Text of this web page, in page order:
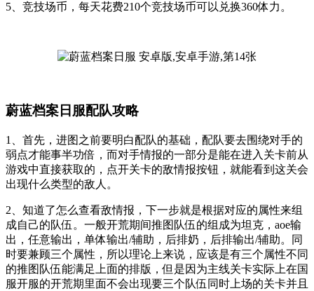
5、竞技场币，每天花费210个竞技场币可以兑换360体力。
蔚蓝档案日服配队攻略
1、首先，进图之前要明白配队的基础，配队要去围绕对手的
弱点才能事半功倍，而对手情报的一部分是能在进入关卡前从
游戏中直接获取的，点开关卡的敌情报按钮，就能看到这关会
出现什么类型的敌人。
2、知道了怎么查看敌情报，下一步就是根据对应的属性来组
成自己的队伍。一般开荒期间推图队伍的组成为坦克，aoe输
出，任意输出，单体输出/辅助，后排奶，后排输出/辅助。同
时要兼顾三个属性，所以理论上来说，应该是有三个属性不同
的推图队伍能满足上面的排版，但是因为主线关卡实际上在国
服开服的开荒期里面不会出现要三个队伍同时上场的关卡并且